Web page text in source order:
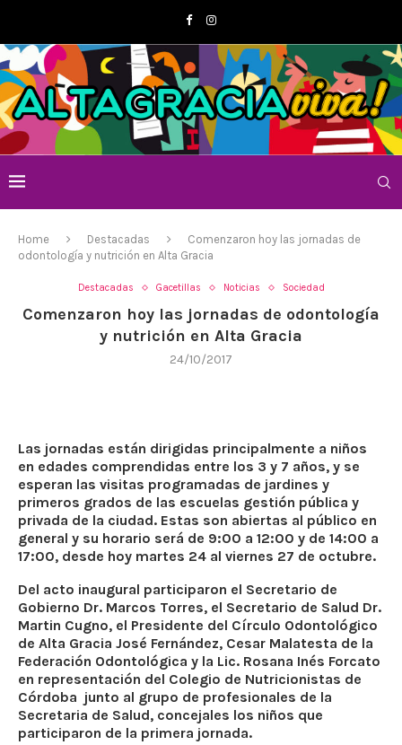
Home Destacadas
Comenzaron hoy las jornadas de
odontología y nutrición en Alta Gracia
Destacadas Gacetillas Noticias Sociedad
Comenzaron hoy las jornadas de odontología
y nutrición en Alta Gracia
24/10/2017
Las jornadas están dirigidas principalmente a niños
en edades comprendidas entre los 3 y 7 años, y se
esperan las visitas programadas de jardines y
primeros grados de las escuelas gestión pública y
privada de la ciudad. Estas son abiertas al público en
general y su horario será de 9:00 a 12:00 y de 14:00 a
17:00, desde hoy martes 24 al viernes 27 de octubre.
Del acto inaugural participaron el Secretario de
Gobierno Dr. Marcos Torres, el Secretario de Salud Dr.
Martin Cugno, el Presidente del Círculo Odontológico
de Alta Gracia José Fernández, Cesar Malatesta de la
Federación Odontológica y la Lic. Rosana Inés Forcato
en representación del Colegio de Nutricionistas de
Córdoba junto al grupo de profesionales de la
Secretaria de Salud, concejales los niños que
participaron de la primera jornada.